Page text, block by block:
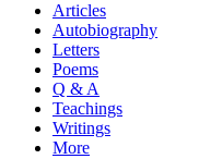
Articles
Autobiography
Letters
Poems
Q & A
Teachings
Writings
More